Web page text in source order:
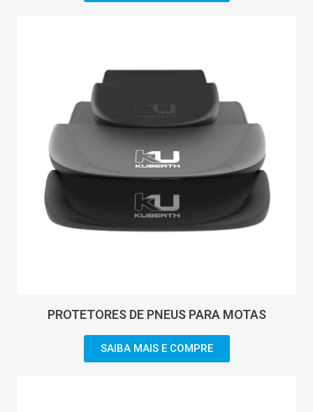
PROTETORES DE PNEUS PARA MOTAS
SAIBA MAIS E COMPRE